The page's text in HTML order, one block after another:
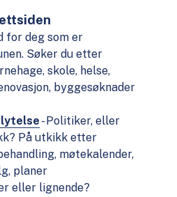
for deg som er
Søker du etter
skole, helse,
byggesøknader
- Politiker, eller
På utkikk etter
møtekalender,
planer
eller lignende?